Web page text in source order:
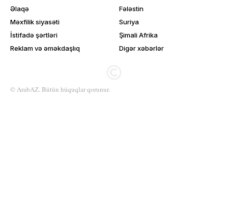
Əlaqə
Məxfilik siyasəti
İstifadə şərtləri
Reklam və əməkdaşlıq
Fələstin
Suriya
Şimali Afrika
Digər xəbərlər
© ArabAZ. Bütün hüquqlar qorunur.